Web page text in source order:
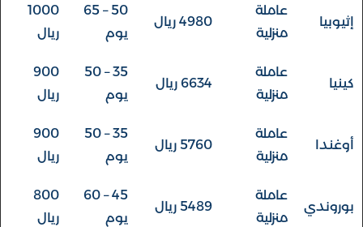
إثيوبيا
عاملة
منزلية
4980 ريال
50 – 65
يوم
1000
ريال
كينيا
عاملة
منزلية
6634 ريال
35 – 50
يوم
900
ريال
أوغندا
عاملة
منزلية
5760 ريال
35 – 50
يوم
900
ريال
بوروندي
عاملة
منزلية
5489 ريال
45 – 60
يوم
800
ريال